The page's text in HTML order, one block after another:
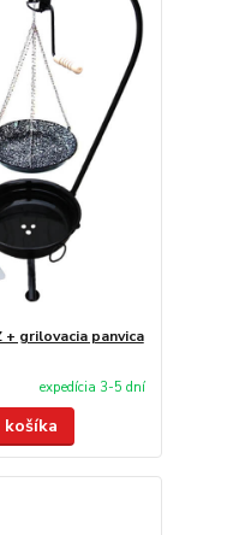
+ grilovacia panvica
expedícia 3-5 dní